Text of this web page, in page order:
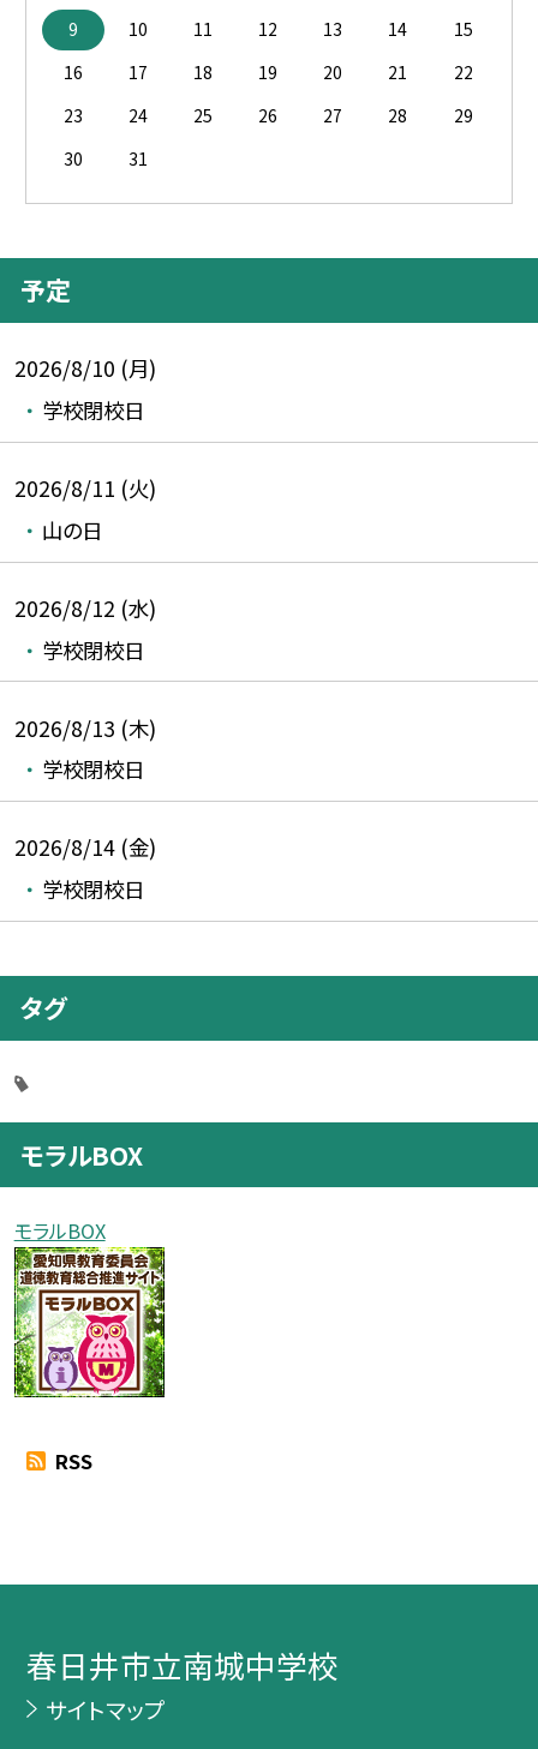
9
10 11 12 13 14
15
16
17 18 19 20 21
22
23
24 25 26 27 28
29
30
31
予定
2026/8/10 (月)
学校閉校日
2026/8/11 (火)
山の日
2026/8/12 (水)
学校閉校日
2026/8/13 (木)
学校閉校日
2026/8/14 (金)
学校閉校日
タグ
モラルBOX
モラルBOX
RSS
春日井市立南城中学校
サイトマップ